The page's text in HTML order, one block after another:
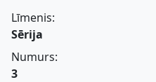
Līmenis:
Sērija
Numurs:
3